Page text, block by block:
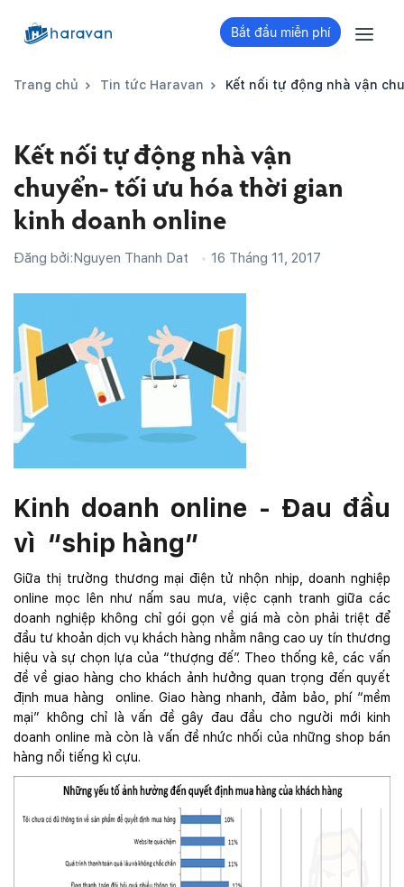
Bắt đầu miễn phí
Trang chủ Tin tức Haravan Kết nối tự động nhà vận
Kết nối tự động nhà vận
chuyển- tối ưu hóa thời gian
kinh doanh online
Đăng bởi:Nguyen Thanh Dat 16 Tháng 11, 2017
Kinh doanh online - Đau đầu
vì “ship hàng”
Giữa thị trường thương mại điện tử nhộn nhịp, doanh nghiệp
online mọc lên như nấm sau mưa, việc cạnh tranh giữa các
doanh nghiệp không chỉ gói gọn về giá mà còn phải triệt để
đầu tư khoản dịch vụ khách hàng nhằm nâng cao uy tín thương
hiệu và sự chọn lựa của “thượng đế”. Theo thống kê, các vấn
đề về giao hàng cho khách ảnh hưởng quan trọng đến quyết
định mua hàng online. Giao hàng nhanh, đảm bảo, phí “mềm
mại” không chỉ là vấn đề gây đau đầu cho người mới kinh
doanh online mà còn là vấn đề nhức nhối của những shop bán
hàng nổi tiếng kì cựu.